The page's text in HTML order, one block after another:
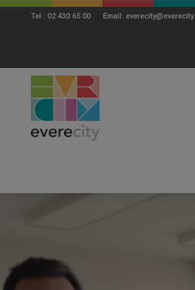
Tel : 02 430 65 00 Email:
modal-